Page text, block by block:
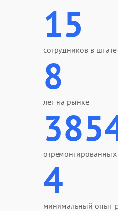
15
сотрудников в штате
8
лет на рынке
отремонтированных
4
минимальный опыт